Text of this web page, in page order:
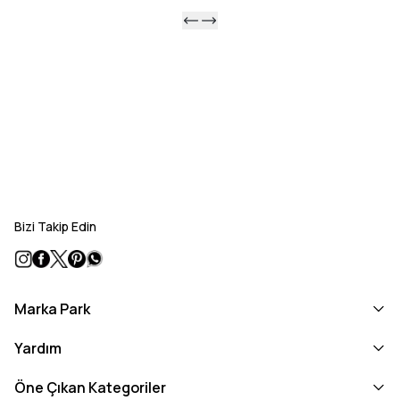
Bizi Takip Edin
Marka Park
Yardım
Öne Çıkan Kategoriler